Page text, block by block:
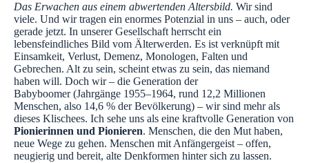
Das Erwachen aus einem abwertenden Altersbild. Wir sind
viele. Und wir tragen ein enormes Potenzial in uns – auch, oder
gerade jetzt. In unserer Gesellschaft herrscht ein
lebensfeindliches Bild vom Älterwerden. Es ist verknüpft mit
Einsamkeit, Verlust, Demenz, Monologen, Falten und
Gebrechen. Alt zu sein, scheint etwas zu sein, das niemand
haben will. Doch wir – die Generation der
Babyboomer (Jahrgänge 1955–1964, rund 12,2 Millionen
Menschen, also 14,6 % der Bevölkerung) – wir sind mehr als
dieses Klischees. Ich sehe uns als eine kraftvolle Generation von
Pionierinnen und Pionieren. Menschen, die den Mut haben,
neue Wege zu gehen. Menschen mit Anfängergeist – offen,
neugierig und bereit, alte Denkformen hinter sich zu lassen.